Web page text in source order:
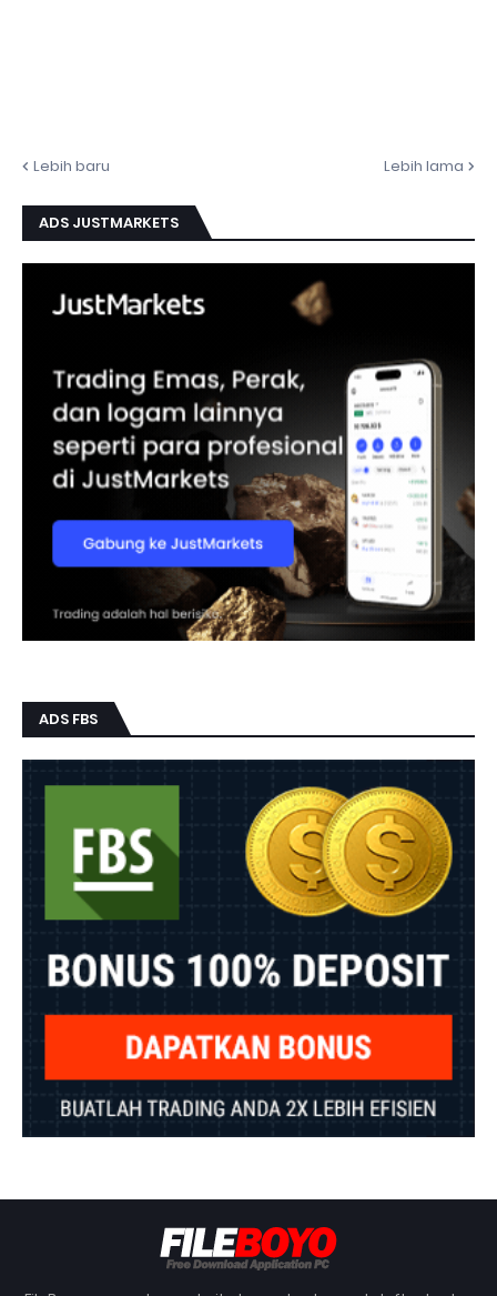
Lebih baru Lebih lama
ADS JUSTMARKETS
ADS FBS